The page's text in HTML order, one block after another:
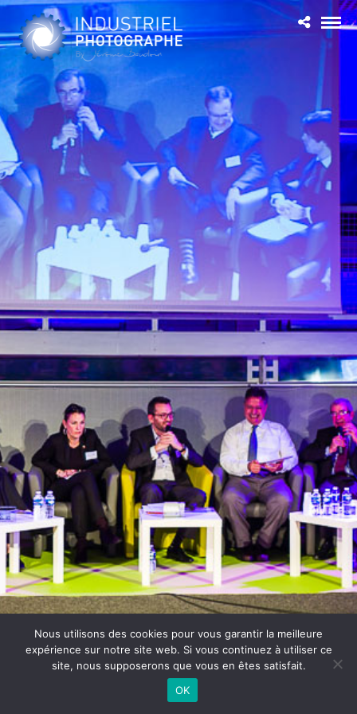
Nous utilisons des cookies pour vous garantir la meilleure
expérience sur notre site web. Si vous continuez à utiliser ce
site, nous supposerons que vous en êtes satisfait.
OK